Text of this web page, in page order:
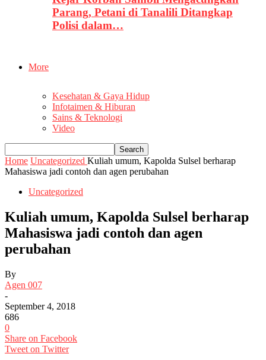
Parang, Petani di Tanalili Ditangkap
Polisi dalam…
More
Kesehatan & Gaya Hidup
Infotaimen & Hiburan
Sains & Teknologi
Video
Home Uncategorized Kuliah umum, Kapolda Sulsel berharap
Mahasiswa jadi contoh dan agen perubahan
Uncategorized
Kuliah umum, Kapolda Sulsel berharap
Mahasiswa jadi contoh dan agen
perubahan
By
Agen 007
-
September 4, 2018
686
0
Share on Facebook
Tweet on Twitter